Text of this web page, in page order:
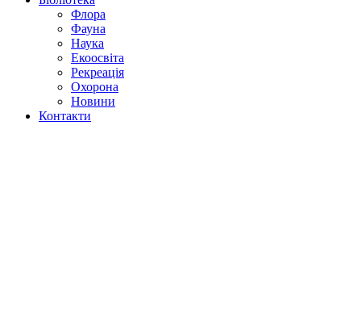
Флора
Фауна
Наука
Екоосвіта
Рекреація
Охорона
Новини
Контакти